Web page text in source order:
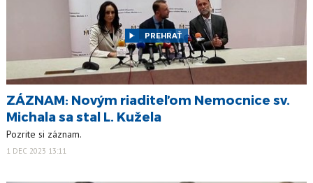
PREHRAŤ
ZÁZNAM: Novým riaditeľom Nemocnice sv.
Michala sa stal L. Kužela
Pozrite si záznam.
1 DEC 2023 13:11